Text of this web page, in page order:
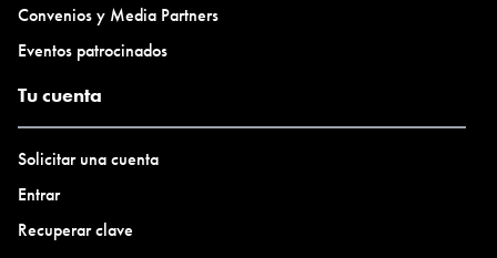
Convenios y Media Partners
Eventos patrocinados
Tu cuenta
Solicitar una cuenta
Entrar
Recuperar clave